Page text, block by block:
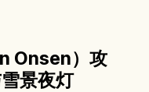
Onsen）攻
景夜灯